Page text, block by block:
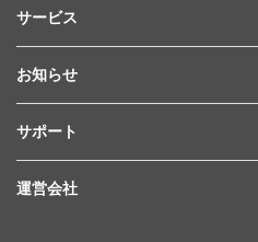
サービス
お知らせ
サポート
運営会社